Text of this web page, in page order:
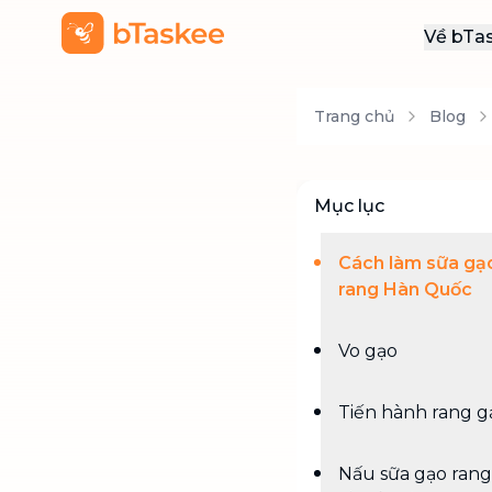
Về
Trang chủ Blog
Mục lục
Cách làm sữa
rang Hàn Quốc
Vo gạo
Tiến hành rang
Nấu sữa gạo rang